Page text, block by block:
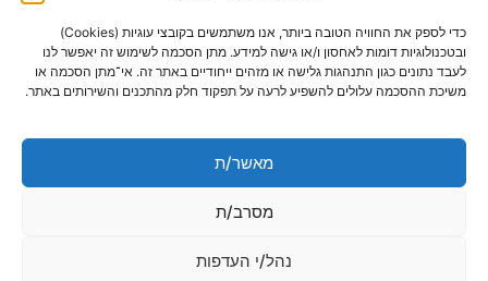
כדי לספק את החוויה הטובה ביותר, אנו משתמשים בקובצי עוגיות (Cookies)
ובטכנולוגיות דומות לאחסון ו/או גישה למידע. מתן הסכמה לשימוש זה יאפשר לנו
לעבד נתונים כגון התנהגות גלישה או מזהים ייחודיים באתר זה. אי־מתן הסכמה או
משיכת ההסכמה עלולים להשפיע לרעה על תפקוד חלק מהתכנים והשירותים באתר.
מאשר/ת
מסרב/ת
נהל/י העדפות
פרטי התקשרות
09-7412718